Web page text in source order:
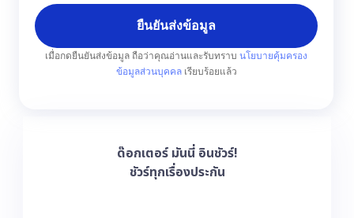
ยืนยันส่งข้อมูล
เมื่อกดยืนยันส่งข้อมูล ถือว่าคุณอ่านและรับทราบ นโยบายคุ้มครอง
ข้อมูลส่วนบุคคล เรียบร้อยแล้ว
ด๊อกเตอร์ มันนี่ อินชัวร์!
ชัวร์ทุกเรื่องประกัน